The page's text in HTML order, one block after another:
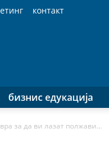
контакт
бизнис едукација
за да ви лазат полжави...